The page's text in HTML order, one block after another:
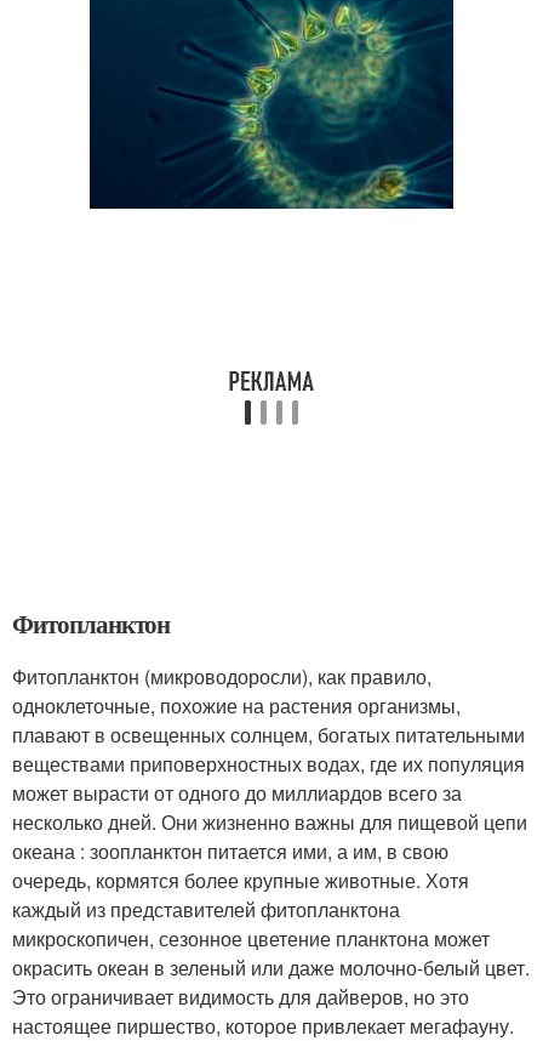
Фитопланктон
Фитопланктон (микроводоросли), как правило,
одноклеточные, похожие на растения организмы,
плавают в освещенных солнцем, богатых питательными
веществами приповерхностных водах, где их популяция
может вырасти от одного до миллиардов всего за
несколько дней. Они жизненно важны для пищевой цепи
океана : зоопланктон питается ими, а им, в свою
очередь, кормятся более крупные животные. Хотя
каждый из представителей фитопланктона
микроскопичен, сезонное цветение планктона может
окрасить океан в зеленый или даже молочно-белый цвет.
Это ограничивает видимость для дайверов, но это
настоящее пиршество, которое привлекает мегафауну.